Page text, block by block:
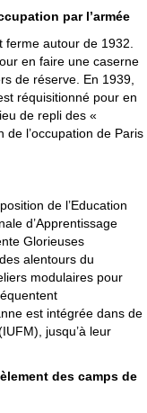
par l’armée
autour de 1932.
en faire une caserne
de réserve. En 1939,
réquisitionné pour en
de repli des «
de l’occupation de Paris
de l’Education
d’Apprentissage
Glorieuses
alentours du
modulaires pour
est intégrée dans de
jusqu’à leur
des camps de